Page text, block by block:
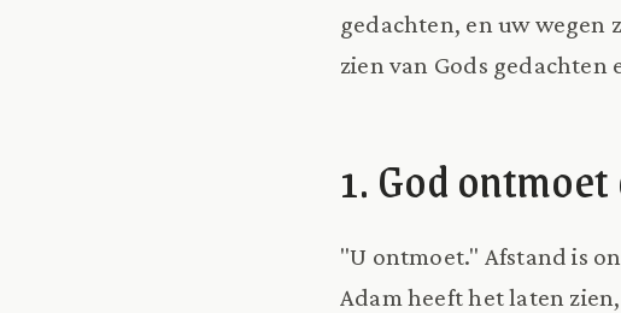
gedachten, en uw wegen
zien van Gods gedachten
1. God
"U ontmoet." Afstand is
Adam heeft het laten